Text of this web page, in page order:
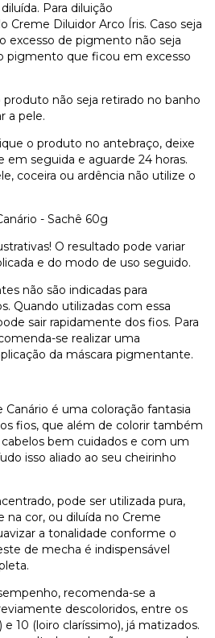
Para diluição
Creme Diluidor Arco Íris. Caso seja
excesso de pigmento não seja
pigmento que ficou em excesso
não seja retirado no banho
a pele.
o produto no antebraço, deixe
em seguida e aguarde 24 horas.
coceira ou ardência não utilize o
- Sachê 60g
O resultado pode variar
e do modo de uso seguido.
não são indicadas para
Quando utilizadas com essa
sair rapidamente dos fios. Para
se realizar uma
da máscara pigmentante.
é uma coloração fantasia
fios, que além de colorir também
bem cuidados e com um
isso aliado ao seu cheirinho
pode ser utilizada pura,
na cor, ou diluída no Creme
a tonalidade conforme o
de mecha é indispensável
recomenda-se a
descoloridos, entre os
10 (loiro claríssimo), já matizados.